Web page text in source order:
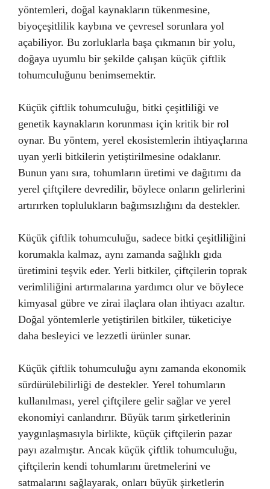
yöntemleri, doğal kaynakların tükenmesine,
biyoçeşitlilik kaybına ve çevresel sorunlara yol
açabiliyor. Bu zorluklarla başa çıkmanın bir yolu,
doğaya uyumlu bir şekilde çalışan küçük çiftlik
tohumculuğunu benimsemektir.
Küçük çiftlik tohumculuğu, bitki çeşitliliği ve
genetik kaynakların korunması için kritik bir rol
oynar. Bu yöntem, yerel ekosistemlerin ihtiyaçlarına
uyan yerli bitkilerin yetiştirilmesine odaklanır.
Bunun yanı sıra, tohumların üretimi ve dağıtımı da
yerel çiftçilere devredilir, böylece onların gelirlerini
artırırken toplulukların bağımsızlığını da destekler.
Küçük çiftlik tohumculuğu, sadece bitki çeşitliliğini
korumakla kalmaz, aynı zamanda sağlıklı gıda
üretimini teşvik eder. Yerli bitkiler, çiftçilerin toprak
verimliliğini artırmalarına yardımcı olur ve böylece
kimyasal gübre ve zirai ilaçlara olan ihtiyacı azaltır.
Doğal yöntemlerle yetiştirilen bitkiler, tüketiciye
daha besleyici ve lezzetli ürünler sunar.
Küçük çiftlik tohumculuğu aynı zamanda ekonomik
sürdürülebilirliği de destekler. Yerel tohumların
kullanılması, yerel çiftçilere gelir sağlar ve yerel
ekonomiyi canlandırır. Büyük tarım şirketlerinin
yaygınlaşmasıyla birlikte, küçük çiftçilerin pazar
payı azalmıştır. Ancak küçük çiftlik tohumculuğu,
çiftçilerin kendi tohumlarını üretmelerini ve
satmalarını sağlayarak, onları büyük şirketlerin